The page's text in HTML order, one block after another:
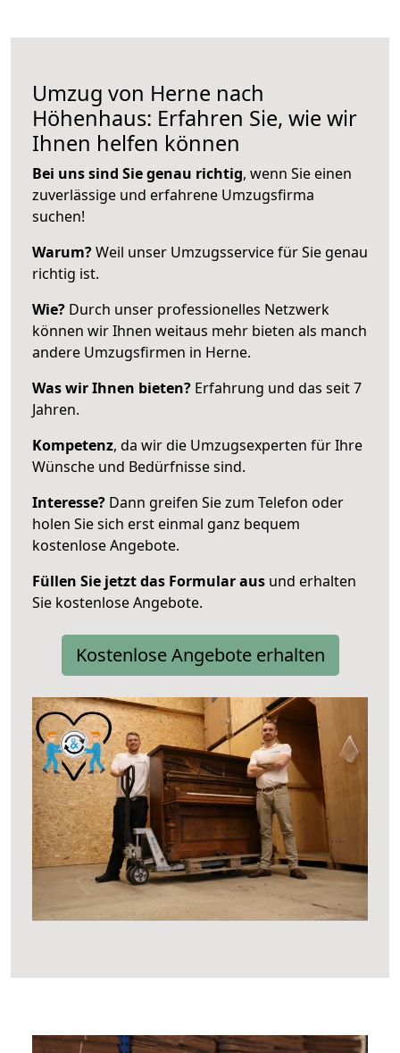
Umzug von Herne nach
Höhenhaus: Erfahren Sie, wie wir
Ihnen helfen können
Bei uns sind Sie genau richtig, wenn Sie einen
zuverlässige und erfahrene Umzugsfirma
suchen!
Warum?Weil unser Umzugsservice für Sie genau
richtig ist.
Wie? Durch unser professionelles Netzwerk
können wir Ihnen weitaus mehr bieten als manch
andere Umzugsfirmen in Herne.
Was wir Ihnen bieten? Erfahrung und das seit 7
Jahren.
Kompetenz, da wir die Umzugsexperten für Ihre
Wünsche und Bedürfnisse sind.
Interesse? Dann greifen Sie zum Telefon oder
holen Sie sich erst einmal ganz bequem
kostenlose Angebote.
Füllen Sie jetzt das Formular aus und erhalten
Sie kostenlose Angebote.
Kostenlose Angebote erhalten